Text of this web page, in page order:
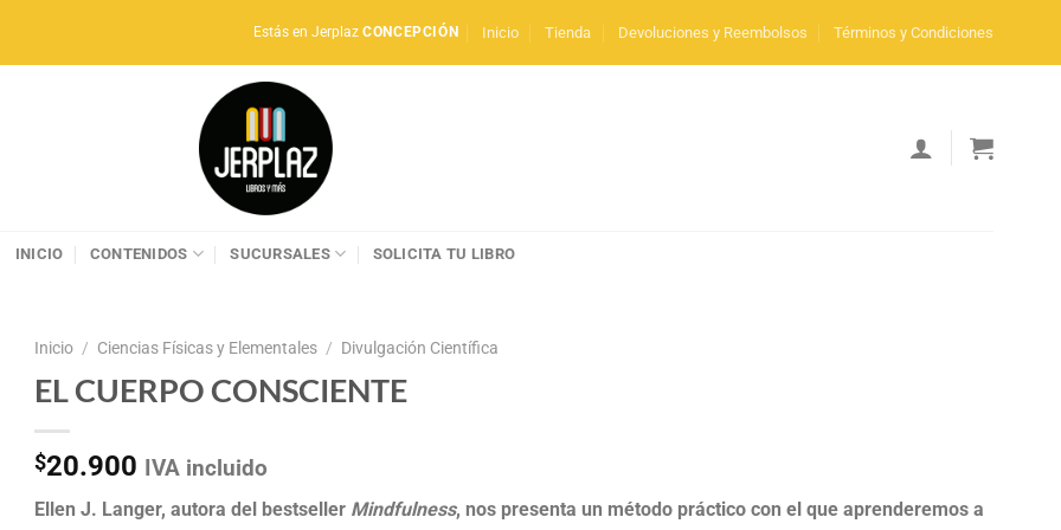
Estás en JerplazCONCEPCIÓN Inicio Tienda Devoluciones y Reembolsos Términos y Condiciones
INICIO CONTENIDOS SUCURSALES SOLICITA TU LIBRO
Inicio / Ciencias Físicas y Elementales / Divulgación Científica
EL CUERPO CONSCIENTE
$20.900 IVA incluido
Ellen J. Langer, autora del bestseller Mindfulness, nos presenta un método práctico con el que aprenderemos a